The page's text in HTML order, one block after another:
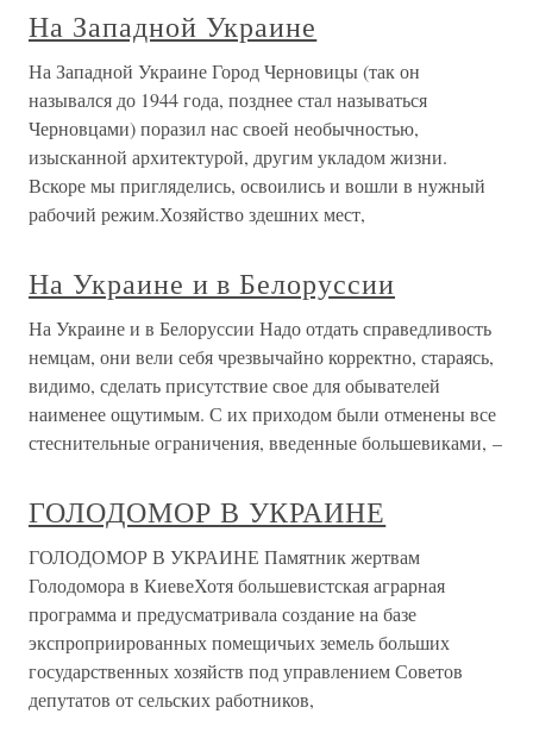
На Западной Украине
На Западной Украине Город Черновицы (так он
назывался до 1944 года, позднее стал называться
Черновцами) поразил нас своей необычностью,
изысканной архитектурой, другим укладом жизни.
Вскоре мы пригляделись, освоились и вошли в нужный
рабочий режим.Хозяйство здешних мест,
На Украине и в Белоруссии
На Украине и в Белоруссии Надо отдать справедливость
немцам, они вели себя чрезвычайно корректно, стараясь,
видимо, сделать присутствие свое для обывателей
наименее ощутимым. С их приходом были отменены все
стеснительные ограничения, введенные большевиками, –
ГОЛОДОМОР В УКРАИНЕ
ГОЛОДОМОР В УКРАИНЕ Памятник жертвам
Голодомора в КиевеХотя большевистская аграрная
программа и предусматривала создание на базе
экспроприированных помещичьих земель больших
государственных хозяйств под управлением Советов
депутатов от сельских работников,